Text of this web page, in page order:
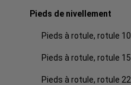
Pieds de nivellement
Pieds à rotule, rotule 10
Pieds à rotule, rotule 15
Pieds à rotule, rotule 22